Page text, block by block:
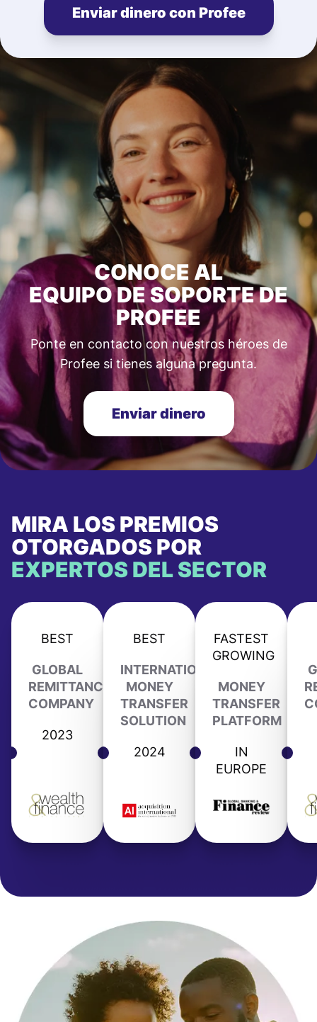
Enviar dinero con Profee
CONOCE AL
EQUIPO DE SOPORTE DE
PROFEE
Ponte en contacto con nuestros héroes de
Profee si tienes alguna pregunta.
Enviar dinero
MIRA LOS PREMIOS
OTORGADOS POR
EXPERTOS DEL SECTOR
BEST
GLOBAL
REMITTANCE
COMPANY
2023
BEST
INTERNATIONAL
MONEY
TRANSFER
SOLUTION
2024
FASTEST
GROWING
MONEY
TRANSFER
PLATFORM
IN
EUROPE